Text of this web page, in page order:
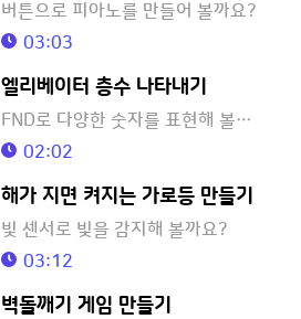
버튼으로 피아노를 만들어 볼까요?
03:03
엘리베이터 층수 나타내기
FND로 다양한 숫자를 표현해 볼까요?
02:02
해가 지면 켜지는 가로등 만들기
빛 센서로 빛을 감지해 볼까요?
03:12
벽돌깨기 게임 만들기